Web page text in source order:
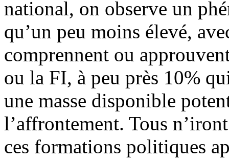
national, on observe un
qu’un peu moins élevé,
comprennent ou
ou la FI, à peu près 10%
une masse disponible
l’affrontement. Tous
ces formations politiques